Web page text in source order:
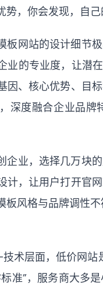
势，你会发现，自
板网站的设计细节
业的专业度，让潜
因、核心优势、目
深度融合企业品
企业，选择几万块
计，让用户打开官
板风格与品牌调性
术层面，低价网站
准”，服务商大多